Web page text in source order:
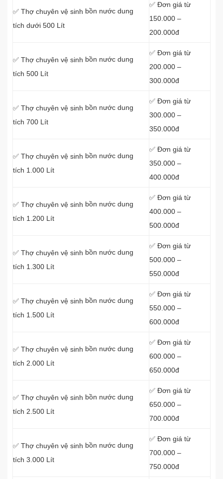
✅ Thợ chuyên vệ sinh bồn nước dung
tích dưới 500 Lít
✅ Đơn giá từ
150.000 –
200.000đ
✅ Thợ chuyên vệ sinh bồn nước dung
tích 500 Lít
✅ Đơn giá từ
200.000 –
300.000đ
✅ Thợ chuyên vệ sinh bồn nước dung
tích 700 Lít
✅ Đơn giá từ
300.000 –
350.000đ
✅ Thợ chuyên vệ sinh bồn nước dung
tích 1.000 Lít
✅ Đơn giá từ
350.000 –
400.000đ
✅ Thợ chuyên vệ sinh bồn nước dung
tích 1.200 Lít
✅ Đơn giá từ
400.000 –
500.000đ
✅ Thợ chuyên vệ sinh bồn nước dung
tích 1.300 Lít
✅ Đơn giá từ
500.000 –
550.000đ
✅ Thợ chuyên vệ sinh bồn nước dung
tích 1.500 Lít
✅ Đơn giá từ
550.000 –
600.000đ
✅ Thợ chuyên vệ sinh bồn nước dung
tích 2.000 Lít
✅ Đơn giá từ
600.000 –
650.000đ
✅ Thợ chuyên vệ sinh bồn nước dung
tích 2.500 Lít
✅ Đơn giá từ
650.000 –
700.000đ
✅ Thợ chuyên vệ sinh bồn nước dung
tích 3.000 Lít
✅ Đơn giá từ
700.000 –
750.000đ